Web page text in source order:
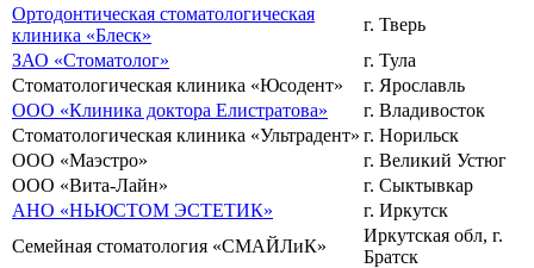
Ортодонтическая стоматологическая
клиника «Блеск»
г. Тверь
ЗАО «Стоматолог»
г. Тула
Стоматологическая клиника «Юсодент»
г. Ярославль
ООО «Клиника доктора Елистратова»
г. Владивосток
Стоматологическая клиника «Ультрадент» г. Норильск
ООО «Маэстро»
г. Великий Устюг
ООО «Вита-Лайн»
г. Сыктывкар
АНО «НЬЮСТОМ ЭСТЕТИК»
г. Иркутск
Семейная стоматология «СМАЙЛиК»
Иркутская обл, г.
Братск